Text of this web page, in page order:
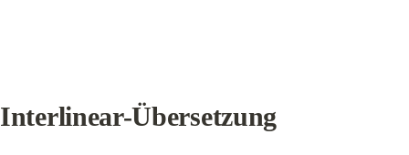
Interlinear-Übersetzung